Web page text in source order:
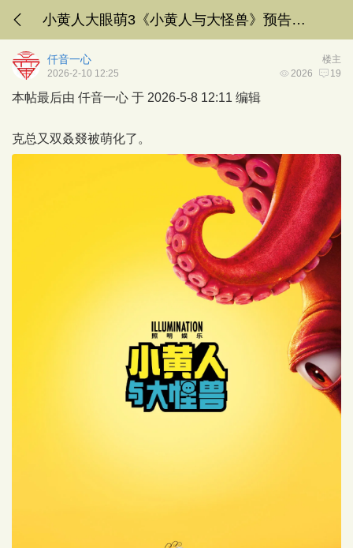
小黄人大眼萌3《小黄人与大怪兽》预告公开，7月1日北美上映，7月3日内地上映
楼主
仟音一心
2026 19
2026-2-10 12:25
本帖最后由 仟音一心 于 2026-5-8 12:11 编辑
克总又双叒叕被萌化了。